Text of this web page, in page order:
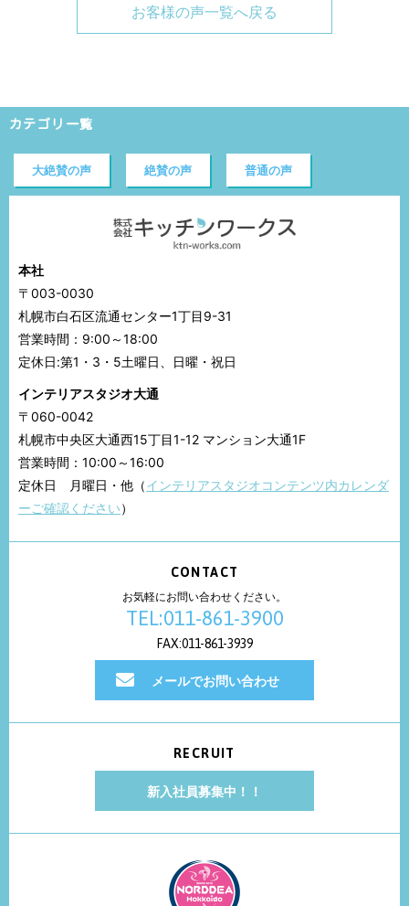
お客様の声一覧へ戻る
カテゴリ一覧
大絶賛の声 絶賛の声 普通の声
本社
〒003-0030
札幌市白石区流通センター1丁目9-31
営業時間：9:00～18:00
定休日:第1・3・5土曜日、日曜・祝日
インテリアスタジオ大通
〒060-0042
札幌市中央区大通西15丁目1-12 マンション大通1F
営業時間：10:00～16:00
定休日 月曜日・他（インテリアスタジオコンテンツ内カレンダ
ーご確認ください）
CONTACT
お気軽にお問い合わせください。
TEL:011-861-3900
FAX:011-861-3939
メールでお問い合わせ
RECRUIT
新入社員募集中！！